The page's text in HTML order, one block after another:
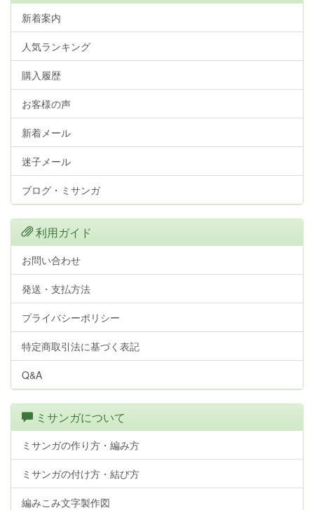
新着案内
人気ランキング
購入履歴
お客様の声
新着メール
迷子メール
ブログ・ミサンガ
利用ガイド
お問い合わせ
発送・支払方法
プライバシーポリシー
特定商取引法に基づく表記
Q&A
ミサンガについて
ミサンガの作り方・編み方
ミサンガの付け方・結び方
編みこみ文字製作図